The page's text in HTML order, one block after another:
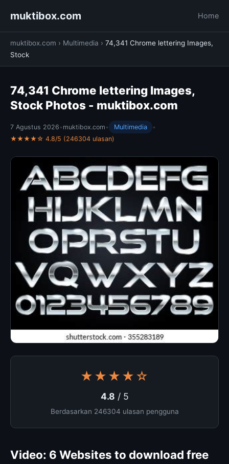
muktibox.com Home
muktibox.com › Multimedia › 74,341 Chrome lettering Images,
Stock
74,341 Chrome lettering Images,
Stock Photos - muktibox.com
7 Agustus 2026 • muktibox.com • Multimedia
•
★★★★☆ 4.8/5 (246304 ulasan)
★★★★☆
4.8 / 5
Berdasarkan 246304 ulasan pengguna
Video: 6 Websites to download free